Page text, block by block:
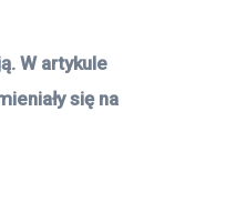
W artykule
się na